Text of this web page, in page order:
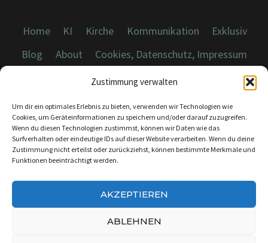
Zustimmung verwalten
Um dir ein optimales Erlebnis zu bieten, verwenden wir Technologien wie
Cookies, um Geräteinformationen zu speichern und/oder darauf zuzugreifen.
Wenn du diesen Technologien zustimmst, können wir Daten wie das
Surfverhalten oder eindeutige IDs auf dieser Website verarbeiten. Wenn du deine
Zustimmung nicht erteilst oder zurückziehst, können bestimmte Merkmale und
Funktionen beeinträchtigt werden.
AKZEPTIEREN
ABLEHNEN
Home KI Kirche Kommunikation
Exklusiv
Blog
About Cookies, Datenschutz, Impressum
© 2026 Dicebreaker.de - Alle Rechte vorbehalten
INFO@DICEBREAKER.DE